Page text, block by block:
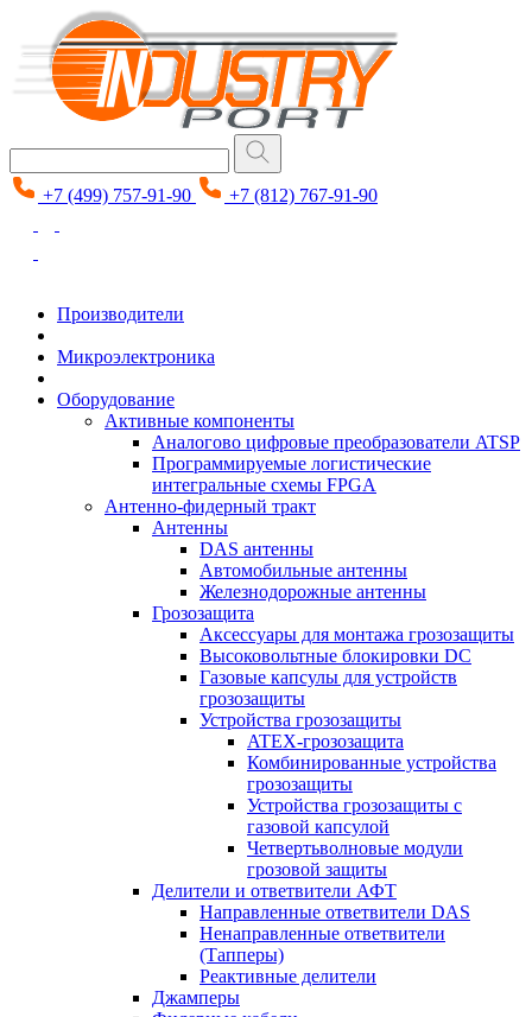
+7 (499) 757-91-90 +7 (812) 767-91-90
Производители
Микроэлектроника
Оборудование
Активные компоненты
Аналогово цифровые преобразователи ATSP
Программируемые логистические
интегральные схемы FPGA
Антенно-фидерный тракт
Антенны
DAS антенны
Автомобильные антенны
Железнодорожные антенны
Грозозащита
Аксессуары для монтажа грозозащиты
Высоковольтные блокировки DC
Газовые капсулы для устройств
грозозащиты
Устройства грозозащиты
ATEX-грозозащита
Комбинированные устройства
грозозащиты
Устройства грозозащиты с
газовой капсулой
Четвертьволновые модули
грозовой защиты
Делители и ответвители АФТ
Направленные ответвители DAS
Ненаправленные ответвители
(Тапперы)
Реактивные делители
Джамперы